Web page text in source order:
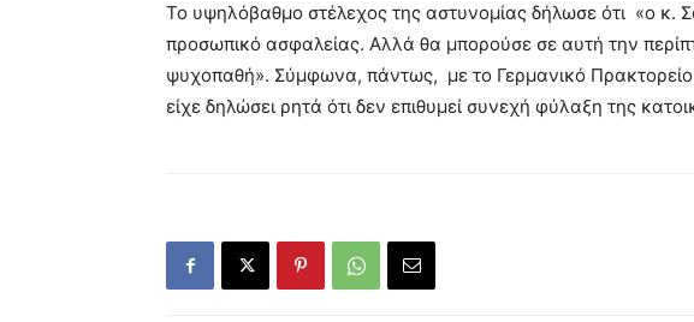
Το υψηλόβαθμο στέλεχος της αστυνομίας δήλωσε ότι «ο κ.
προσωπικό ασφαλείας. Αλλά θα μπορούσε σε αυτή την
ψυχοπαθή». Σύμφωνα, πάντως, με το Γερμανικό
είχε δηλώσει ρητά ότι δεν επιθυμεί συνεχή φύλαξη της